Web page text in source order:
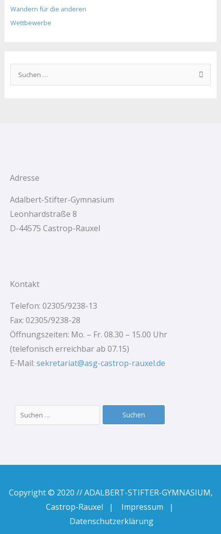
Wandern für die anderen
Wettbewerbe
u
c
:
Adresse
Adalbert-Stifter-Gymnasium
Leonhardstraße 8
D-44575 Castrop-Rauxel
Kontakt
Telefon: 02305/9238-13
Fax: 02305/9238-28
Öffnungszeiten: Mo. – Fr. 08.30 – 15.00 Uhr
(telefonisch erreichbar ab 07.15)
E-Mail: sekretariat@asg-castrop-rauxel.de
Suchen
nach:
Copyright © 2020 // ADALBERT-STIFTER-GYMNASIUM,
Castrop-Rauxel | Impressum
|
Datenschutzerklärung